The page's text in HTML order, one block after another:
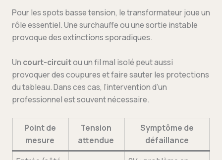
Pour les spots basse tension, le transformateur joue un
rôle essentiel. Une surchauffe ou une sortie instable
provoque des extinctions sporadiques.
Un court-circuitou un fil mal isolé peut aussi
provoquer des coupures et faire sauter les protections
du tableau. Dans ces cas, l’intervention d’un
professionnel est souvent nécessaire.
Point de
mesure
Tension
attendue
Symptôme de
défaillance